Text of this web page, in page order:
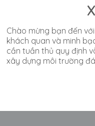
Chào mừng bạn đến
khách quan và minh
cần tuần thủ quy định
xây dựng môi trường